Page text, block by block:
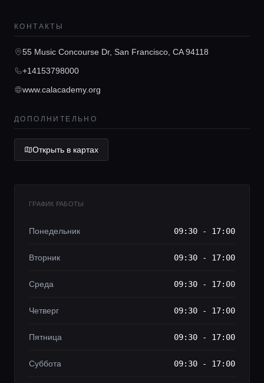
Локации
Гиды
Консьерж сервис
Lifestyle журнал
КОНТАКТЫ
55 Music Concourse Dr, San Francisco, CA 94118
+14153798000
www.calacademy.org
ДОПОЛНИТЕЛЬНО
Открыть в картах
ГРАФИК РАБОТЫ
Понедельник 09:30 - 17:00
Вторник 09:30 - 17:00
Среда 09:30 - 17:00
Четверг 09:30 - 17:00
Пятница 09:30 - 17:00
Суббота 09:30 - 17:00